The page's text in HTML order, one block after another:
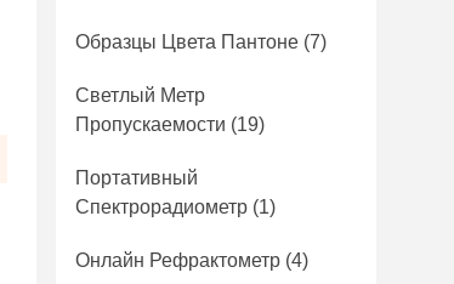
Образцы Цвета Пантоне (7)
Светлый Метр
Пропускаемости (19)
Портативный
Спектрорадиометр (1)
Онлайн Рефрактометр (4)